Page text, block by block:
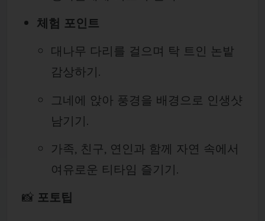
체험 포인트
대나무 다리를 걸으며 탁 트인 논밭
감상하기.
그네에 앉아 풍경을 배경으로 인생샷
남기기.
가족, 친구, 연인과 함께 자연 속에서
여유로운 티타임 즐기기.
📸 포토팁